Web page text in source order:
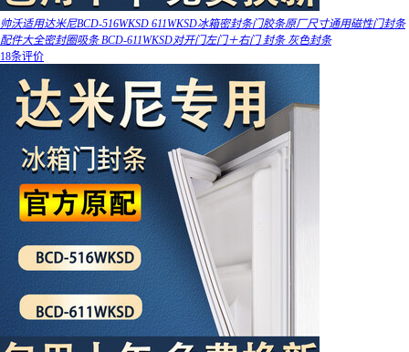
帅沃适用达米尼BCD-516WKSD 611WKSD冰箱密封条门胶条原厂尺寸通用磁性门封条
配件大全密封圈吸条 BCD-611WKSD对开门左门＋右门 封条 灰色封条
18条评价